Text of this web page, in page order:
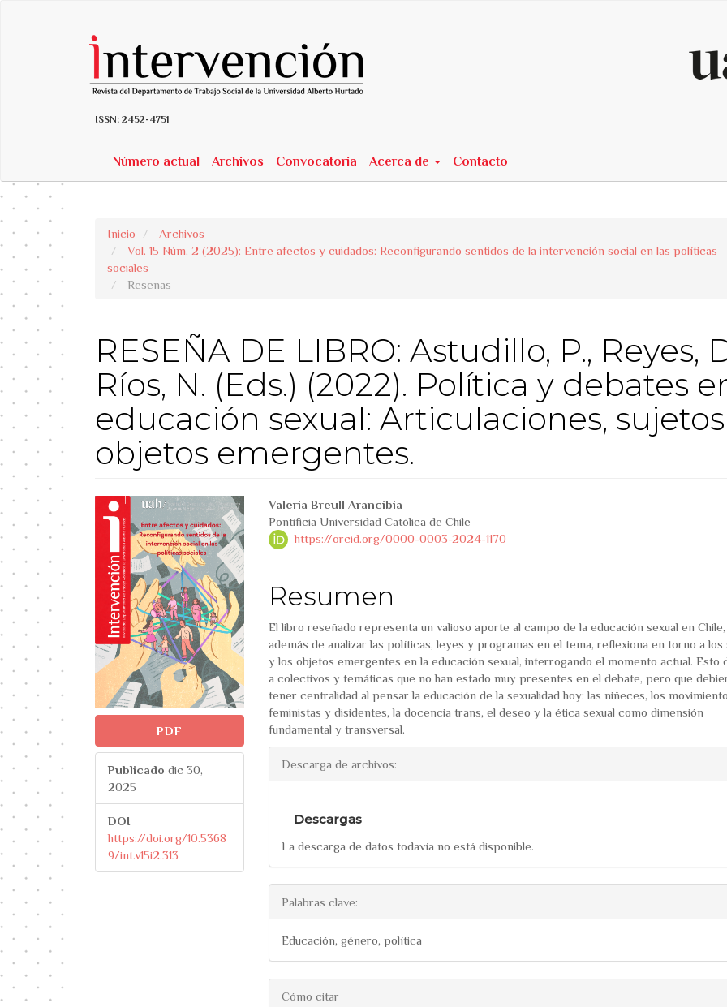
##plugins.themes.bootstrap3.accessible_menu.main_content##
##plugins.themes.bootstrap3.accessible_menu.sidebar##
ISSN: 2452-4751
Número actual Archivos Convocatoria Acerca de Contacto
Inicio
Archivos
Vol. 15 Núm. 2 (2025): Entre afectos y cuidados: Reconfigurando sentidos de la intervención social en las políticas
sociales
Reseñas
RESEÑA DE LIBRO: Astudillo, P., Reyes,
Ríos, N. (Eds.) (2022). Política y debates
educación sexual: Articulaciones,
objetos emergentes.
##plugins.themes.bootstrap3.article.sidebar##
PDF
Publicado dic 30,
2025
DOI
https://doi.org/10.5368
9/int.v15i2.313
Valeria Breull Arancibia
Pontificia Universidad Católica de Chile
https://orcid.org/0000-0003-2024-1170
Resumen
El libro reseñado representa un valioso aporte al campo de la educación sexual en Chile,
además de analizar las políticas, leyes y programas en el tema, reflexiona en torno a los
y los objetos emergentes en la educación sexual, interrogando el momento actual. Esto
a colectivos y temáticas que no han estado muy presentes en el debate, pero que
tener centralidad al pensar la educación de la sexualidad hoy: las niñeces, los
feministas y disidentes, la docencia trans, el deseo y la ética sexual como dimensión
fundamental y transversal.
Descarga de archivos:
Descargas
La descarga de datos todavía no está disponible.
Palabras clave:
Educación, género, política
Cómo citar